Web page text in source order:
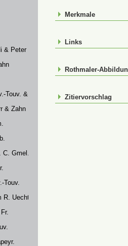
& Peter
Touv. & Briq.
& Zahn
C. Gmel.
Touv.
Uechtr.
Merkmale
Links
Rothmaler-
Zitiervorschlag